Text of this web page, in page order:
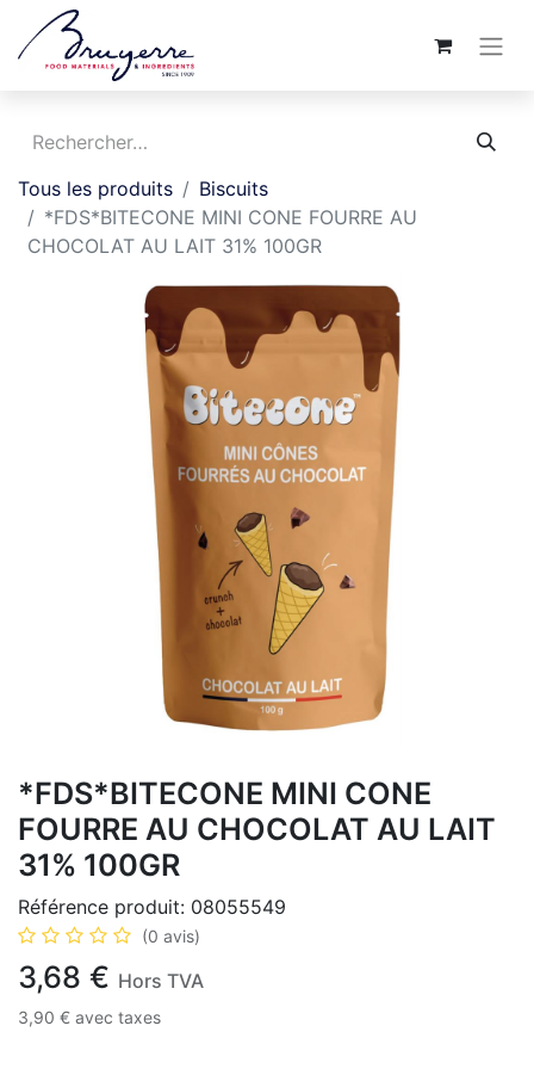
Tous les produits
Biscuits
*FDS*BITECONE MINI CONE FOURRE AU
CHOCOLAT AU LAIT 31% 100GR
*FDS*BITECONE MINI CONE
FOURRE AU CHOCOLAT AU LAIT
31% 100GR
Référence produit: 08055549
(0 avis)
3,68 € Hors TVA
3,90 € avec taxes